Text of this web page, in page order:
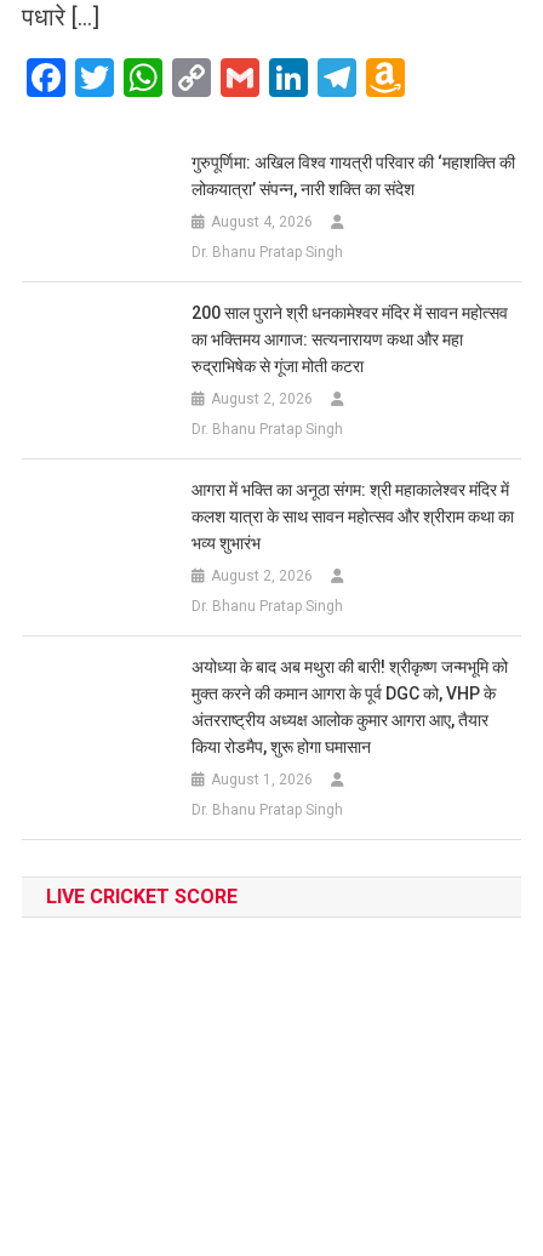
पधारे […]
Facebook
Twitter
WhatsApp
CopyGmailLinkedIn
Telegram
List
गुरुपूर्णिमा: अखिल विश्व गायत्री परिवार की ‘महाशक्ति की
लोकयात्रा’ संपन्न, नारी शक्ति का संदेश
August 4, 2026
Dr. Bhanu Pratap Singh
200 साल पुराने श्री धनकामेश्वर मंदिर में सावन महोत्सव
का भक्तिमय आगाज: सत्यनारायण कथा और महा
रुद्राभिषेक से गूंजा मोती कटरा
August 2, 2026
Dr. Bhanu Pratap Singh
आगरा में भक्ति का अनूठा संगम: श्री महाकालेश्वर मंदिर में
कलश यात्रा के साथ सावन महोत्सव और श्रीराम कथा का
भव्य शुभारंभ
August 2, 2026
Dr. Bhanu Pratap Singh
अयोध्या के बाद अब मथुरा की बारी! श्रीकृष्ण जन्मभूमि को
मुक्त करने की कमान आगरा के पूर्व DGC को, VHP के
अंतरराष्ट्रीय अध्यक्ष आलोक कुमार आगरा आए, तैयार
किया रोडमैप, शुरू होगा घमासान
August 1, 2026
Dr. Bhanu Pratap Singh
LIVE CRICKET SCORE